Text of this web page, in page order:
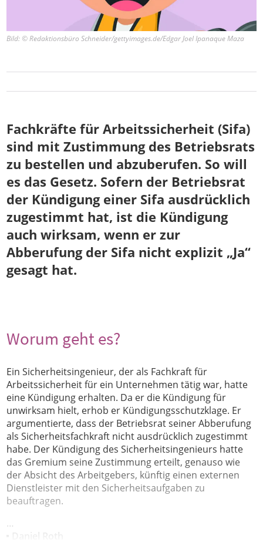
Bild: © Redaktionsbüro Schneider/gettyimages.de/Edgar Joel Ipanaque Maza
Fachkräfte für Arbeitssicherheit (Sifa)
sind mit Zustimmung des Betriebsrats
zu bestellen und abzuberufen. So will
es das Gesetz. Sofern der Betriebsrat
der Kündigung einer Sifa ausdrücklich
zugestimmt hat, ist die Kündigung
auch wirksam, wenn er zur
Abberufung der Sifa nicht explizit „Ja“
gesagt hat.
Worum geht es?
Ein Sicherheitsingenieur, der als Fachkraft für
Arbeitssicherheit für ein Unternehmen tätig war, hatte
eine Kündigung erhalten. Da er die Kündigung für
unwirksam hielt, erhob er Kündigungsschutzklage. Er
argumentierte, dass der Betriebsrat seiner Abberufung
als Sicherheitsfachkraft nicht ausdrücklich zugestimmt
habe. Der Kündigung des Sicherheitsingenieurs hatte
das Gremium seine Zustimmung erteilt, genauso wie
der Absicht des Arbeitgebers, künftig einen externen
Dienstleister mit den Sicherheitsaufgaben zu
beauftragen.
…